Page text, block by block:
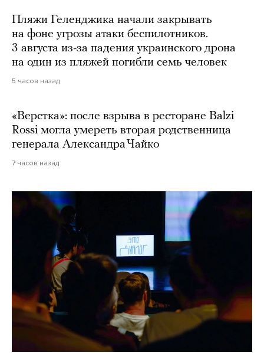
Пляжи Геленджика начали закрывать
на фоне угрозы атаки беспилотников.
3 августа из-за падения украинского дрона
на один из пляжей погибли семь человек
5 часов назад
«Верстка»: после взрыва в ресторане Balzi
Rossi могла умереть вторая родственница
генерала Александра Чайко
7 часов назад